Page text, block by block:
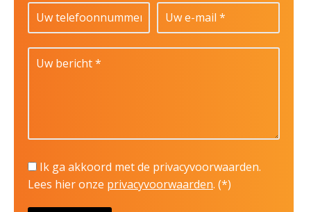
Ik ga akkoord met de privacyvoorwaarden.
Lees hier onze privacyvoorwaarden. (*)